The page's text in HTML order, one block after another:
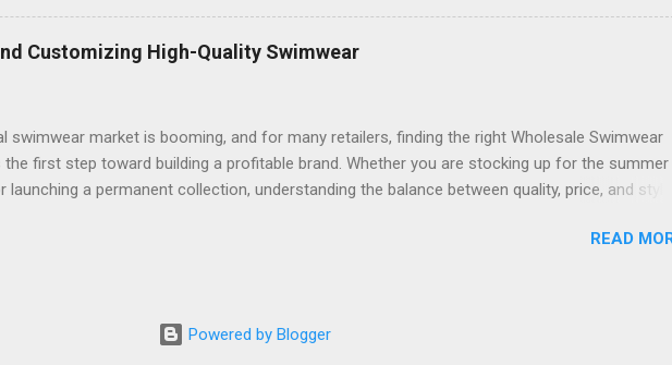
fashion. Jewelry Supply from Rio Grande Jewelry Supply and other reputable
artisans and hobbyists alike. The wholesale aspect of jewelry supplies allows creators
a vast array of materials, tools, and components at competitive prices. Additionally, wholesale
Customizing High-Quality Swimwear
swimwear market is booming, and for many retailers, finding the right Wholesale Swimwear
the first step toward building a profitable brand. Whether you are stocking up for the summer
launching a permanent collection, understanding the balance between quality, price, and style
your inventory is through comprehensive online marketplaces like FashionTIY . This
boutique owners can focus more on marketing and less on the logistics of overseas shipping
vendor coordination. If you want your brand to stand out, offering Custom Swimsuits is a
READ
Powered by Blogger